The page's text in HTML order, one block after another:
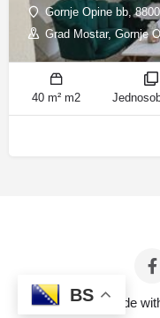
Gornje Opine bb,
Grad Mostar, Gornje
40 m² m2
© Made
BS